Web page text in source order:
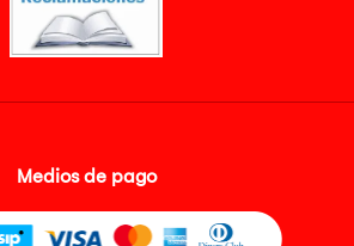
Medios de pago